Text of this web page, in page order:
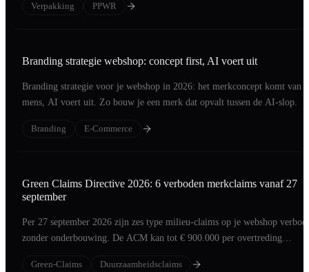
Verpakking
PPWR
Branding strategie webshop: concept first, AI voert uit
Branding strategie voor je webshop in 2026: het merkconcept komt van
mens, AI voert uit. Zo bouw je een merk dat opvalt tussen de AI-slop.
Branding E-Commerce
Green Claims Directive 2026: 6 verboden merkclaims vanaf 27
september
Per 27 september 2026 zijn zes type milieu-claims op je webshop
zonder onderbouwing. De ACM kan tot € 900.000 per overtreding
Green-Claims
Duurzaamheidsclaims